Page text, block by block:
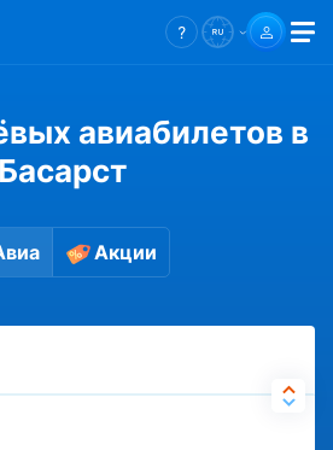
авиабилетов в
Басарст
Акции